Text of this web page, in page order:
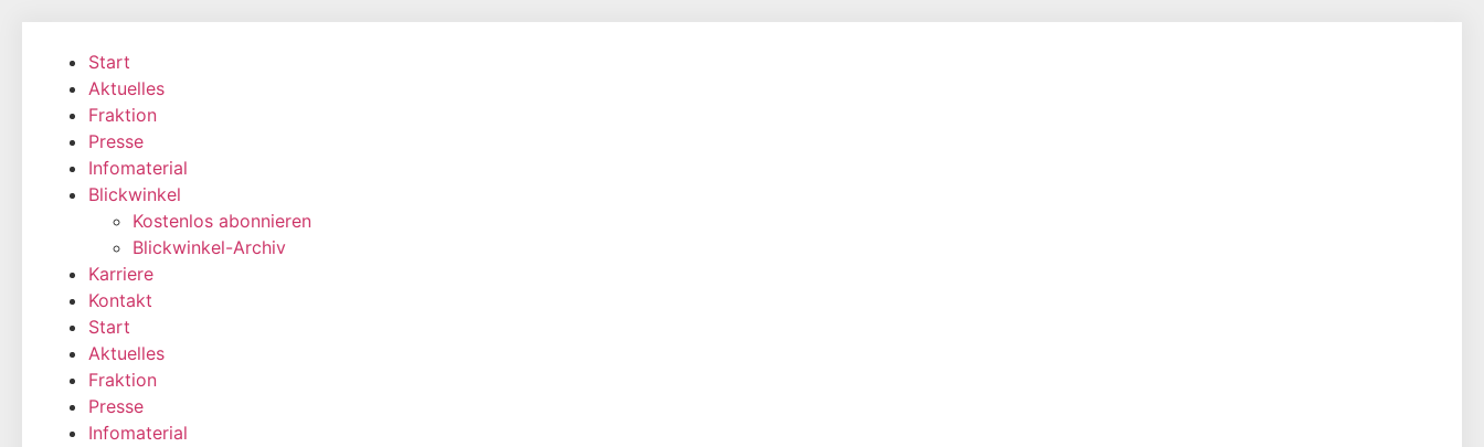
wechseln
Start
Aktuelles
Fraktion
Presse
Infomaterial
Blickwinkel
Kostenlos abonnieren
Blickwinkel-Archiv
Karriere
Kontakt
Start
Aktuelles
Fraktion
Presse
Infomaterial